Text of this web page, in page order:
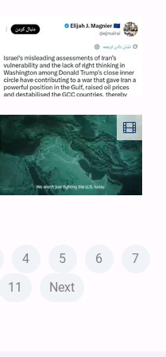
4 5 6
7
11 Next